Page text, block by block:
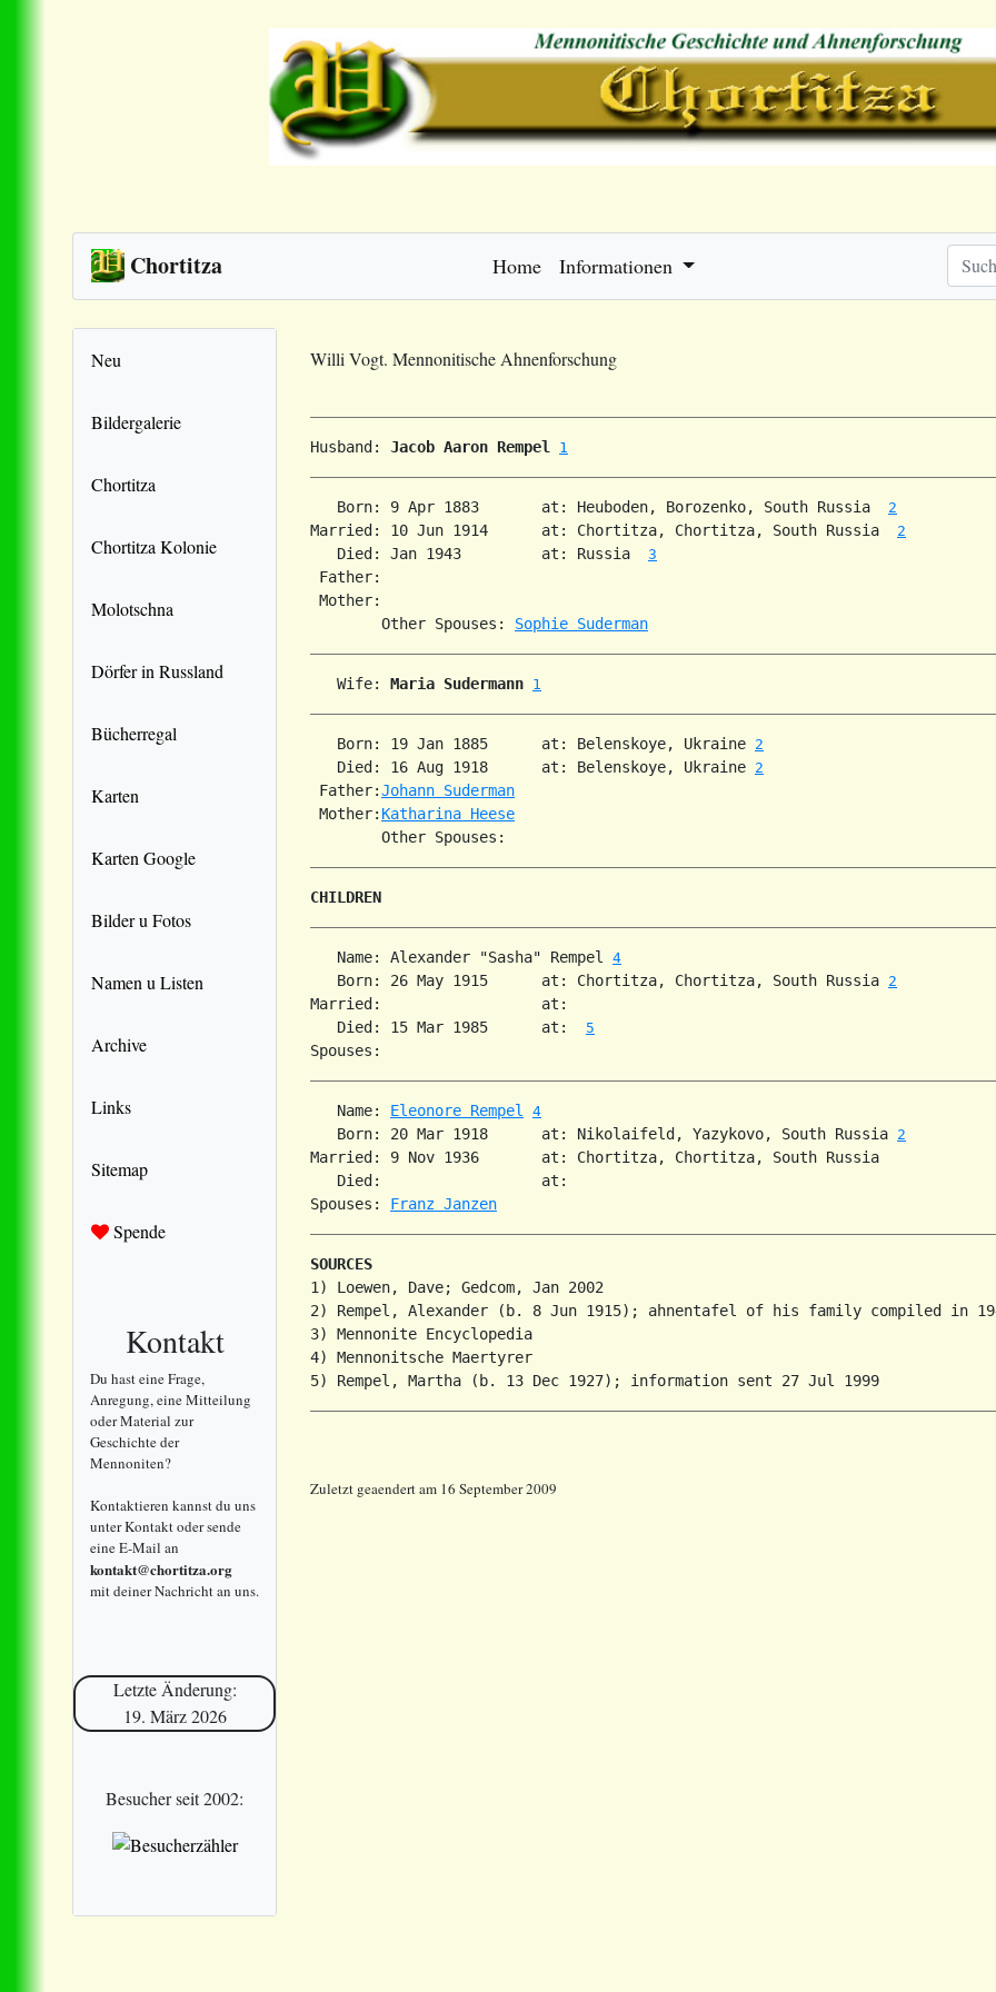
Chortitza Home Informationen
Neu
Bildergalerie
Chortitza
Chortitza Kolonie
Molotschna
Dörfer in Russland
Bücherregal
Karten
Karten Google
Bilder u Fotos
Namen u Listen
Archive
Links
Sitemap
Spende
Kontakt
Du hast eine Frage,
Anregung, eine Mitteilung
oder Material zur
Geschichte der
Mennoniten?
Kontaktieren kannst du uns
unter Kontakt oder sende
eine E-Mail an
kontakt@chortitza.org
mit deiner Nachricht an uns.
Letzte Änderung:
19. März 2026
Besucher seit 2002:
Willi Vogt. Mennonitische Ahnenforschung
Husband: Jacob Aaron Rempel 1
   Born: 9 Apr 1883       at: Heuboden, Borozenko, South Russia
2
Married: 10 Jun 1914      at: Chortitza, Chortitza, South Russia 2
   Died: Jan 1943         at: Russia
3
Father:
Mother:
        Other Spouses:
Sophie Suderman
   Wife:
Maria Sudermann 1
   Born: 19 Jan 1885      at: Belenskoye, Ukraine
2
   Died: 16 Aug 1918      at: Belenskoye, Ukraine
2
Father:Johann Suderman
Mother: Katharina Heese
CHILDREN
   Name: Alexander "Sasha" Rempel
4
   Born: 26 May 1915      at: Chortitza, Chortitza, South Russia
2
Married:                  at:
   Died: 15 Mar 1985      at:
5
   Name:
Eleonore Rempel 4
   Born: 20 Mar 1918      at: Nikolaifeld, Yazykovo, South Russia
2
Married: 9 Nov 1936       at: Chortitza, Chortitza, South Russia
   Died:                  at:
Spouses: Franz Janzen
SOURCES
1) Loewen, Dave; Gedcom, Jan 2002
2) Rempel, Alexander (b. 8 Jun 1915); ahnentafel of his family compiled in
3) Mennonite Encyclopedia
4) Mennonitsche Maertyrer
Zuletzt geaendert am 16 September 2009